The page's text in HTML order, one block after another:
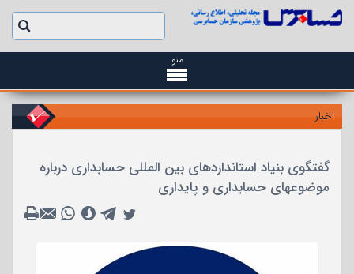
منو
اخبار
گفتگوی بنیاد استانداردهای بین المللی حسابداری درباره
موضوعهای حسابداری و پایداری